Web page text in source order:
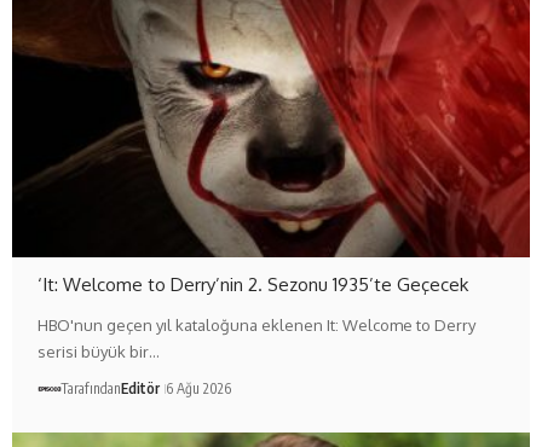
‘It: Welcome to Derry’nin 2. Sezonu 1935’te Geçecek
HBO'nun geçen yıl kataloğuna eklenen It: Welcome to Derry
serisi büyük bir…
TarafındanEditör 6 Ağu 2026